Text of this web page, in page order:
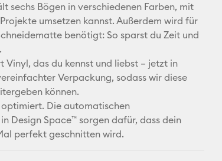
Facebook
sechs Bögen in verschiedenen Farben, mit
umsetzen kannst. Außerdem wird für
benötigt: So sparst du Zeit und
Vinyl, das du kennst und liebst – jetzt in
Verpackung, sodass wir diese
können.
Die automatischen
Design Space™ sorgen dafür, dass dein
perfekt geschnitten wird.